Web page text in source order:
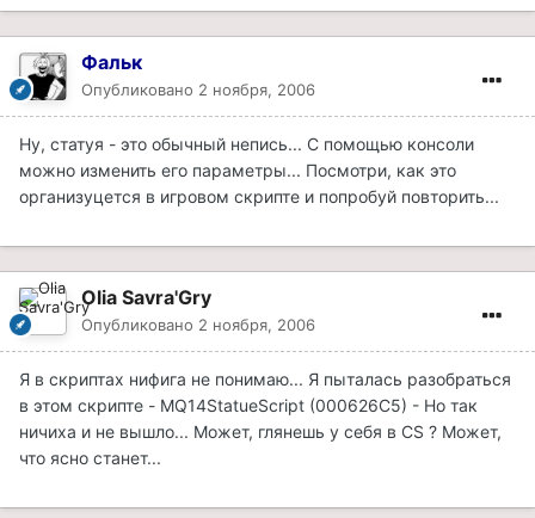
Фальк
Опубликовано 2 ноября, 2006
Ну, статуя - это обычный непись... С помощью консоли
можно изменить его параметры... Посмотри, как это
организуцется в игровом скрипте и попробуй повторить...
Olia Savra'Gry
Опубликовано 2 ноября, 2006
Я в скриптах нифига не понимаю... Я пыталась разобраться
в этом скрипте - MQ14StatueScript (000626C5) - Но так
ничиха и не вышло... Может, глянешь у себя в CS ? Может,
что ясно станет...